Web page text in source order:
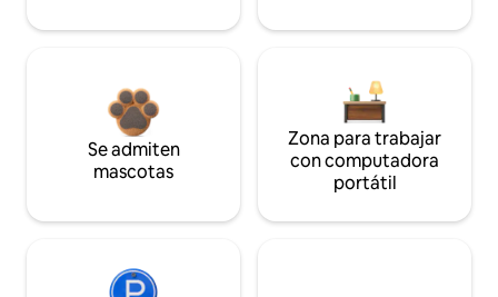
Se admiten
mascotas
Zona para trabajar
con computadora
portátil